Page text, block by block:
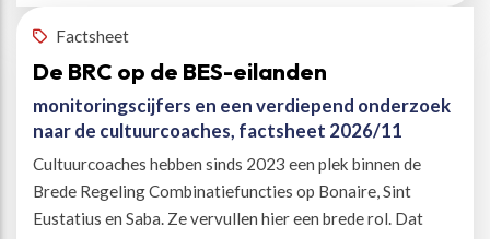
Factsheet
De BRC op de BES-eilanden
monitoringscijfers en een verdiepend onderzoek
naar de cultuurcoaches, factsheet 2026/11
Cultuurcoaches hebben sinds 2023 een plek binnen de
Brede Regeling Combinatiefuncties op Bonaire, Sint
Eustatius en Saba. Ze vervullen hier een brede rol. Dat